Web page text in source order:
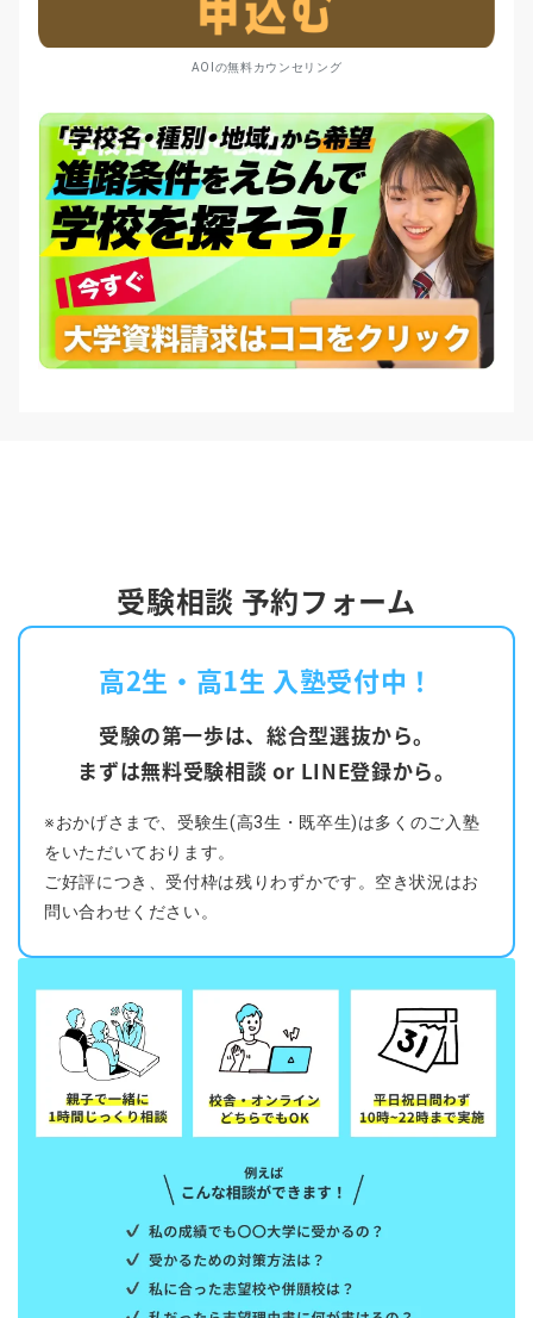
AOIの無料カウンセリング
受験相談 予約フォーム
高2生・高1生 入塾受付中！
受験の第一歩は、総合型選抜から。
まずは無料受験相談 or LINE登録から。
※おかげさまで、受験生(高3生・既卒生)は多くのご入塾
をいただいております。
ご好評につき、受付枠は残りわずかです。空き状況はお
問い合わせください。